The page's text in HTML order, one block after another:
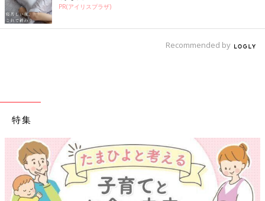
PR(アイリスプラザ)
Recommended by
特集
【ワクチン接種できるものも】妊婦の感染症